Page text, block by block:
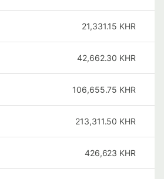
21,331.15 KHR
42,662.30 KHR
106,655.75 KHR
213,311.50 KHR
426,623 KHR